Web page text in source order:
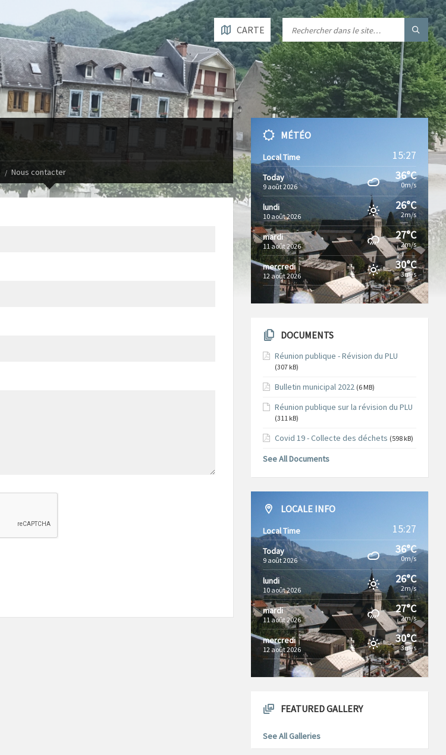
CARTE
Nous contacter
MÉTÉO
Local Time 15:27
Today
9 août 2026
36°C
0m/s
lundi
10 août 2026
26°C
2m/s
mardi
11 août 2026
27°C
2m/s
mercredi
12 août 2026
30°C
3m/s
DOCUMENTS
Réunion publique - Révision du PLU
(307 kB)
Bulletin municipal 2022 (6 MB)
Réunion publique sur la révision du PLU
(311 kB)
Covid 19 - Collecte des déchets (598 kB)
See All Documents
LOCALE INFO
Local Time 15:27
Today
9 août 2026
36°C
0m/s
lundi
10 août 2026
26°C
2m/s
mardi
11 août 2026
27°C
2m/s
mercredi
12 août 2026
30°C
3m/s
FEATURED GALLERY
See All Galleries